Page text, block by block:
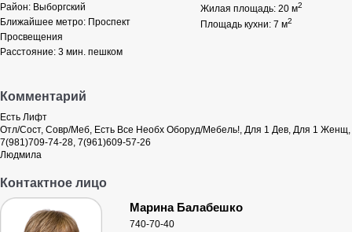
Район: Выборгский
Ближайшее метро: Проспект
Просвещения
Расстояние: 3 мин. пешком
Жилая площадь: 20 м2
Площадь кухни: 7 м2
Комментарий
Есть Лифт
Отл/Сост, Совр/Меб, Есть Все Необх Оборуд/Мебель!, Для 1 Дев, Для 1
7(981)709-74-28, 7(961)609-57-26
Людмила
Контактное лицо
Марина Балабешко
740-70-40